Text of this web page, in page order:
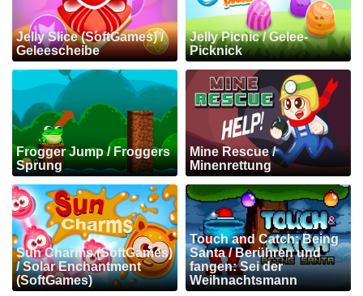
Jelly Slice (SoftGames) /
Geleescheibe
Jelly Picnic / Gelee-
Picknick
Frogger Jump / Froggers
Sprung
Mine Rescue /
Minenrettung
Sun Charms (SoftGames)
/ Solar Enchantment
(SoftGames)
Touch and Catch: Being
Santa / Berühren und
fangen: Sei der
Weihnachtsmann